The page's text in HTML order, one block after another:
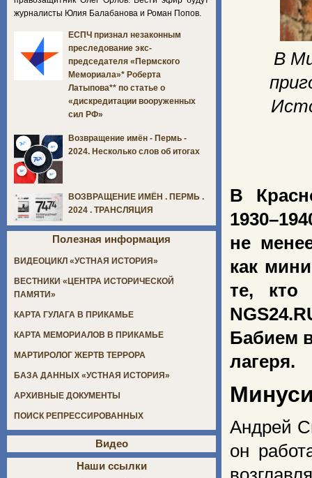
В
В
не
как
те, кто
Бабием
лагеря.
Андрей
он
журналисты Юлия Балабанова и Роман Попов.
ЕСПЧ признал незаконным
преследование экс-
председателя «Пермского
Мемориала»* Роберта
Латыпова** по статье о
«дискредитации вооруженных
сил РФ»
Возвращение имён - Пермь -
2024. Несколько слов об итогах
ВОЗВРАЩЕНИЕ ИМЁН . ПЕРМЬ .
2024 . ТРАНСЛЯЦИЯ
Полезная информация
ВИДЕОЦИКЛ «УСТНАЯ ИСТОРИЯ»
ВЕСТНИКИ «ЦЕНТРА ИСТОРИЧЕСКОЙ
ПАМЯТИ»
КАРТА ГУЛАГА В ПРИКАМЬЕ
КАРТА МЕМОРИАЛОВ В ПРИКАМЬЕ
МАРТИРОЛОГ ЖЕРТВ ТЕРРОРА
БАЗА ДАННЫХ «УСТНАЯ ИСТОРИЯ»
АРХИВНЫЕ ДОКУМЕНТЫ
ПОИСК РЕПРЕССИРОВАННЫХ
Видео
Наши ссылки